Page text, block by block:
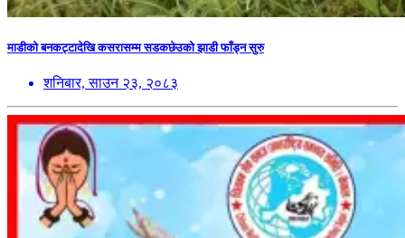
माडीको बनकट्टादेखि कसरासम्म सडकछेउको झाडी फाँड्न सुरु
शनिबार, साउन २३, २०८३